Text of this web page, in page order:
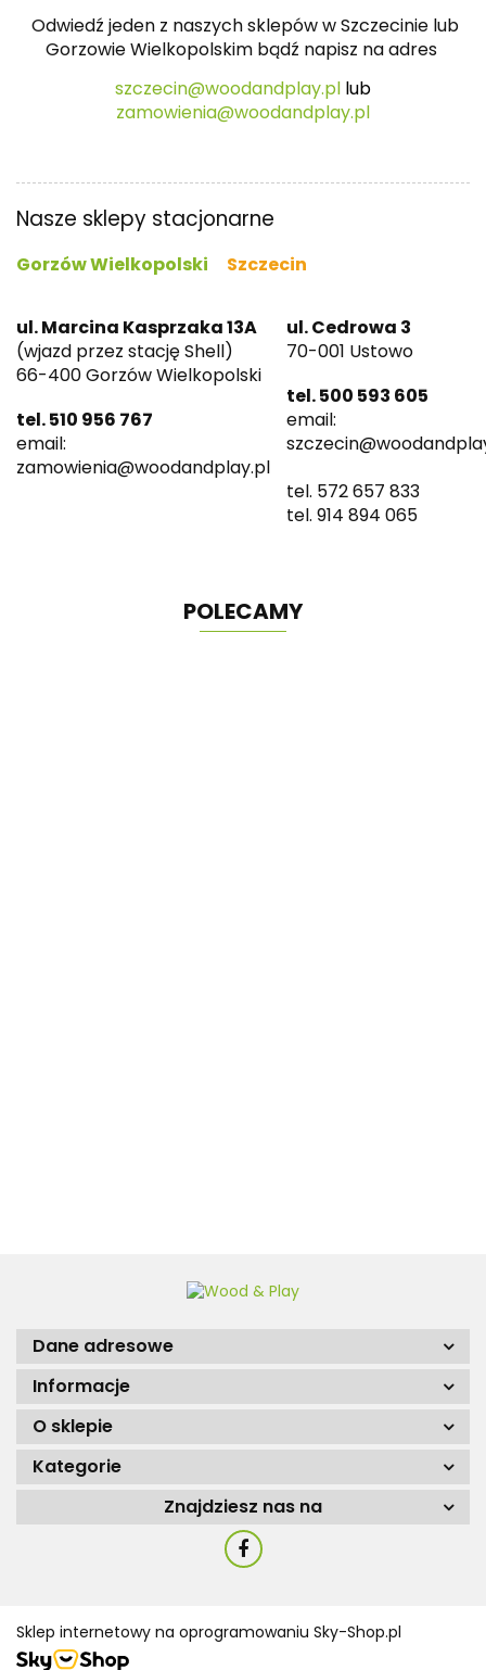
Odwiedź jeden z naszych sklepów w Szczecinie lub
Gorzowie Wielkopolskim bądź napisz naadres
szczecin@woodandplay.pl lub
zamowienia@woodandplay.pl
Nasze sklepy stacjonarne
Gorzów Wielkopolski Szczecin
ul. Marcina Kasprzaka 13A
(wjazd przez stację Shell)
66-400 Gorzów Wielkopolski
tel. 510 956 767
email:
zamowienia@woodandplay.pl
ul. Cedrowa 3
70-001 Ustowo
tel. 500 593 605
email:
tel. 572 657 833
tel. 914 894 065
POLECAMY
Dane adresowe
Informacje
O sklepie
Kategorie
Znajdziesz nas na
Sklep internetowy na oprogramowaniu Sky-Shop.pl